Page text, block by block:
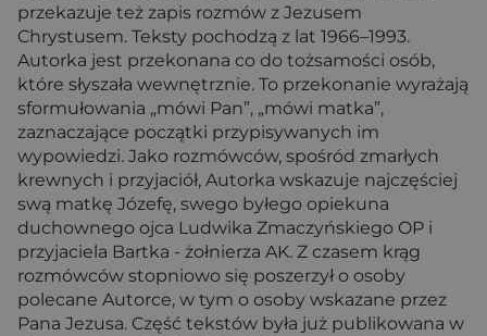
przekazuje też zapis rozmów z Jezusem
Chrystusem. Teksty pochodzą z lat 1966–1993.
Autorka jest przekonana co do tożsamości osób,
które słyszała wewnętrznie. To przekonanie wyrażają
sformułowania „mówi Pan”, „mówi matka”,
zaznaczające początki przypisywanych im
wypowiedzi. Jako rozmówców, spośród zmarłych
krewnych i przyjaciół, Autorka wskazuje najczęściej
swą matkę Józefę, swego byłego opiekuna
duchownego ojca Ludwika Zmaczyńskiego OP i
przyjaciela Bartka - żołnierza AK. Z czasem krąg
rozmówców stopniowo się poszerzył o osoby
polecane Autorce, w tym o osoby wskazane przez
Pana Jezusa. Część tekstów była już publikowana w